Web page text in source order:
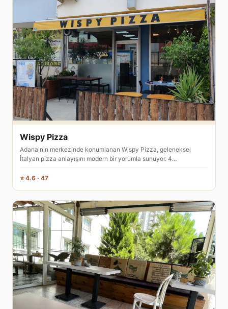
Wispy Pizza
Adana'nın merkezinde konumlanan Wispy Pizza, geleneksel
İtalyan pizza anlayışını modern bir yorumla sunuyor. 4…
⭐ 4.6 · 47